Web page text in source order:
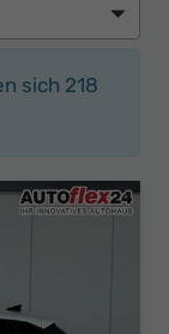
sich 218